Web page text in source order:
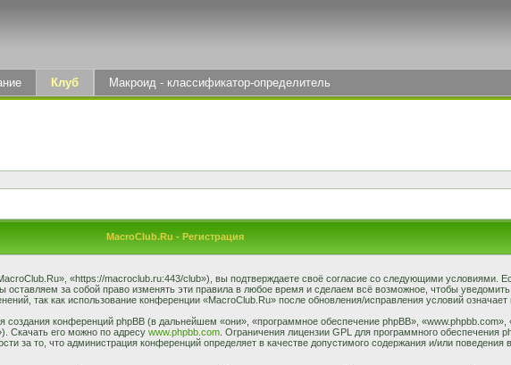
Клуб Макроид - классификатор-определитель
MacroClub.Ru - Регистрация
«https://macroclub.ru:443/club»), вы подтверждаете своё согласие со следующими условиями.
за собой право изменять эти правила в любое время и сделаем всё возможное, чтобы
так как использование конференции «MacroClub.Ru» после обновления/исправления условий
конференций phpBB (в дальнейшем «они», «программное обеспечение phpBB», «www.phpbb.com»,
Скачать его можно по адресу www.phpbb.com. Ограничения лицензии GPL для программного обеспечения
за то, что администрация конференций определяет в качестве допустимого содержания и/или поведения